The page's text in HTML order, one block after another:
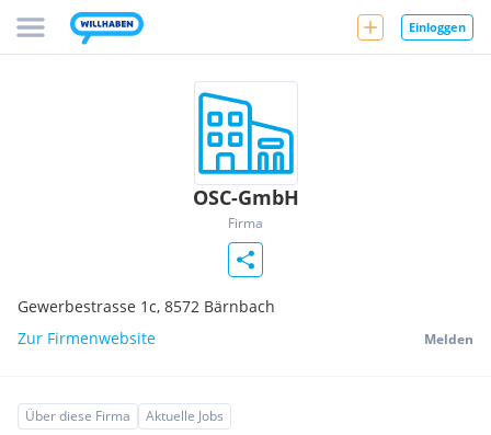
Einloggen
OSC-GmbH
Firma
Gewerbestrasse 1c, 8572 Bärnbach
Zur Firmenwebsite
Melden
Über diese Firma Aktuelle Jobs